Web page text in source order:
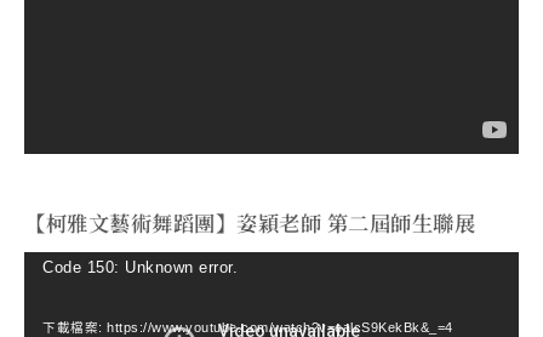
【柯雅文藝術舞蹈團】姿穎老師 第二屆師生聯展
視Code 150: Unknown error.
下載檔案: https://www.youtube.com/watch?v=ealcS9KekBk&_=4